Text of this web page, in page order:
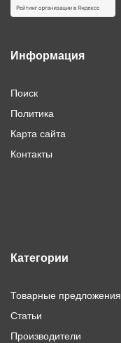
Информация
Поиск
Политика
Карта сайта
Контакты
Категории
Товарные предложения
Статьи
Производители